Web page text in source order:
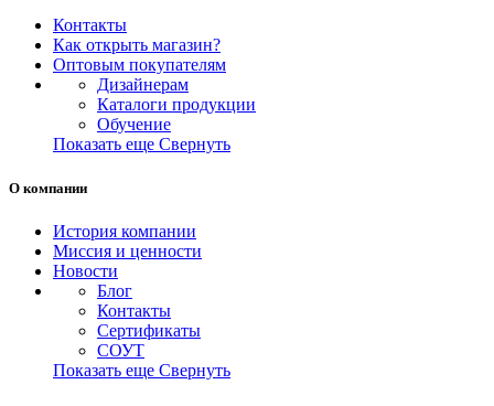
Контакты
Как открыть магазин?
Оптовым покупателям
Дизайнерам
Каталоги продукции
Обучение
Показать еще Свернуть
О компании
История компании
Миссия и ценности
Новости
Блог
Контакты
Сертификаты
СОУТ
Показать еще Свернуть